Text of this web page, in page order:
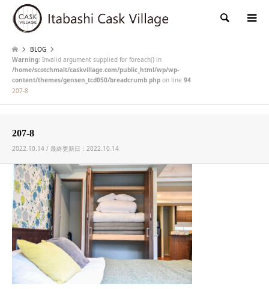
検索
BLOG
Warning: Invalid argument supplied for foreach() in
/home/scotchmalt/caskvillage.com/public_html/wp/wp-
content/themes/gensen_tcd050/breadcrumb.php on line 94
207-8
207-8
2022.10.14 / 最終更新日：2022.10.14